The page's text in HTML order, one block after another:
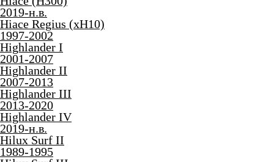
2019-н.в.
Hiace Regius (xH10)
1997-2002
Highlander I
2001-2007
Highlander II
2007-2013
Highlander III
2013-2020
Highlander IV
2019-н.в.
Hilux Surf II
1989-1995